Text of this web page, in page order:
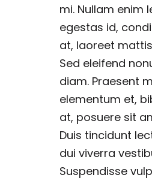
mi. Nullam enim
egestas id,
at, laoreet
Sed eleifend
diam. Praesent
elementum et,
at, posuere sit
Duis tincidunt
dui viverra
Suspendisse